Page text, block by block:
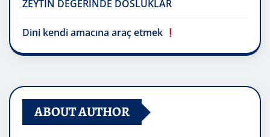
ZEYTİN DEĞERİNDE DOSLUKLAR
Dini kendi amacına araç etmek
ABOUT AUTHOR